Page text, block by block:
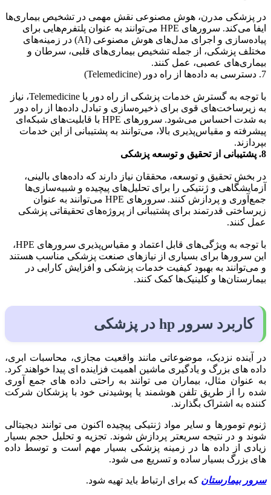
در پزشکی مدرن، هوش مصنوعی نقش مهمی در تشخیص بیماری‌ها
ایفا می‌کند. سرورهای HPE می‌توانند به عنوان پلتفرم‌هایی برای
پیاده‌سازی و اجرای مدل‌های هوش مصنوعی (AI) در زمینه‌های
مختلف پزشکی، از جمله تشخیص بیماری‌های قلبی، سرطان و
بیماری‌های عصبی، عمل کنند.
7. دسترسی به داده‌ها از راه دور (Telemedicine)
با توجه به گسترش خدمات پزشکی از راه دور یا Telemedicine، نیاز
به زیرساخت‌های قوی برای ذخیره‌سازی و تبادل داده‌ها از راه دور
به شدت احساس می‌شود. سرورهای HPE با قابلیت‌های شبکه‌ای
پیشرفته و مقیاس‌پذیری بالا، می‌توانند به پشتیبانی از این خدمات
بپردازند.
8. پشتیبانی از تحقیق و توسعه پزشکی
در بخش تحقیق و توسعه، محققان نیاز دارند که داده‌های بالینی،
آزمایشگاهی و ژنتیکی را برای تحلیل‌های پیچیده و شبیه‌سازی‌ها
جمع‌آوری و پردازش کنند. سرورهای HPE می‌توانند به عنوان
زیرساختی قدرتمند برای پشتیبانی از پروژه‌های تحقیقاتی پزشکی
عمل کنند.
با توجه به ویژگی‌های قابل اعتماد و مقیاس‌پذیری سرورهای HPE،
این سرورها برای بسیاری از نیازهای صنعت پزشکی مناسب هستند
و می‌توانند به بهبود کیفیت خدمات پزشکی و افزایش کارایی در
بیمارستان‌ها و کلینیک‌ها کمک کنند.
کاربرد سرور hp در پزشکی
در آینده نزدیک، موضوعاتی مانند واقعیت مجازی، محاسبات ابری،
داده های بزرگ و یادگیری ماشین اهمیت فزاینده ای پیدا خواهند کرد.
به عنوان مثال، بیماران می توانند به راحتی داده های جمع آوری
شده را از طریق تلفن هوشمند یا پوشیدنی خود با پزشکان شرکت
کننده به اشتراک بگذارند.
ژنوم تومورها و سایر مواد ژنتیکی پیچیده اکنون می توانند دیجیتالی
شوند و در نتیجه سریعتر پردازش شوند. تجزیه و تحلیل حجم بسیار
زیادی از داده ها در زمینه پزشکی بسیار مهم است و توسط داده
های بزرگ بسیار ساده و تسریع می شود.
سرور بیمارستان که برای ارتباط باید تهیه شود.